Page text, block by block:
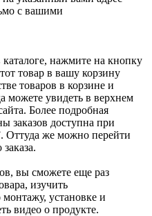
с вашими
нажмите на кнопку
товар в вашу корзину
товаров в корзине и
можете увидеть в верхнем
Более подробная
заказов доступна при
Оттуда же можно перейти
вы сможете еще раз
изучить
установке и
видео о продукте.